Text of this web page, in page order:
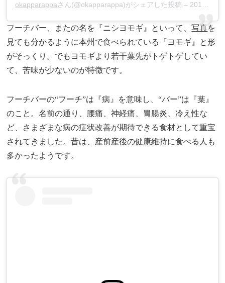
okapparappaさん(@okapparappa)がシェアした投稿 – 2019年 3月月11日午前6時34分PDT
フーチバー、またの名を『ニシヨモギ』といって、写真を
見ても分かるように本州で食べられている『ヨモギ』と形
がそっくり。でもヨモギより若干葉先がトゲトゲしてい
て、苦味が少ないのが特徴です。
フーチバーの“フーチ”は『病』を意味し、“バー”は『葉』
のこと。名前の通り、腰痛、神経痛、胃腸炎、冷え性な
ど、さまざまな病の症状改善が期待できる食材として重宝
されてきました。昔は、産前産後の健康維持に食べる人も
多かったようです。